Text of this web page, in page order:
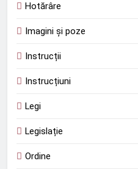
Hotărâre
Imagini și poze
Instrucții
Instrucțiuni
Legi
Legislație
Ordine